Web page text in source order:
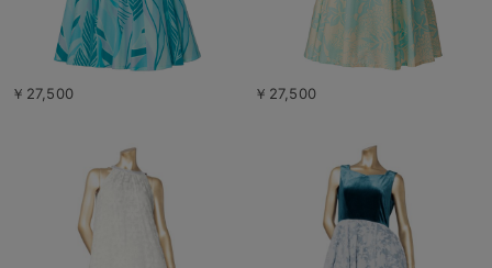
￥27,500 ￥27,500